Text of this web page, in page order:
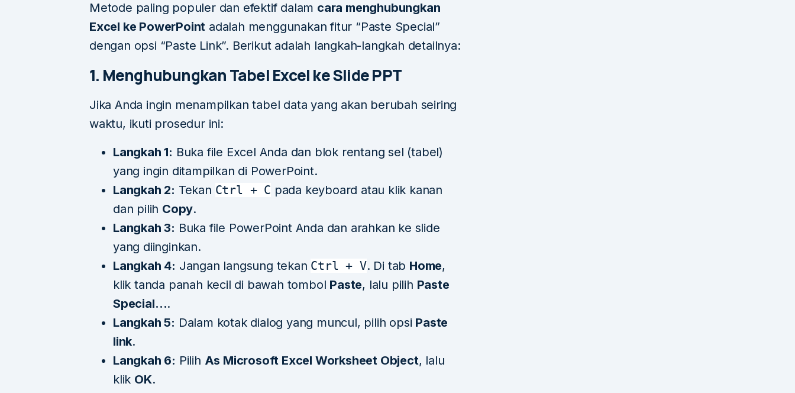
Metode paling populer dan efektif dalam cara menghubungkan
Excel ke PowerPoint adalah menggunakan fitur “Paste Special”
dengan opsi “Paste Link”. Berikut adalah langkah-langkah detailnya:
1. Menghubungkan Tabel Excel ke Slide PPT
Jika Anda ingin menampilkan tabel data yang akan berubah seiring
waktu, ikuti prosedur ini:
Langkah 1: Buka file Excel Anda dan blok rentang sel (tabel)
yang ingin ditampilkan di PowerPoint.
Langkah 2: Tekan Ctrl + C pada keyboard atau klik kanan
dan pilih Copy.
Langkah 3: Buka file PowerPoint Anda dan arahkan ke slide
yang diinginkan.
Langkah 4: Jangan langsung tekan Ctrl + V. Di tab Home,
klik tanda panah kecil di bawah tombol Paste, lalu pilih Paste
Special….
Langkah 5: Dalam kotak dialog yang muncul, pilih opsi Paste
link.
Langkah 6: Pilih As Microsoft Excel Worksheet Object, lalu
klik OK.